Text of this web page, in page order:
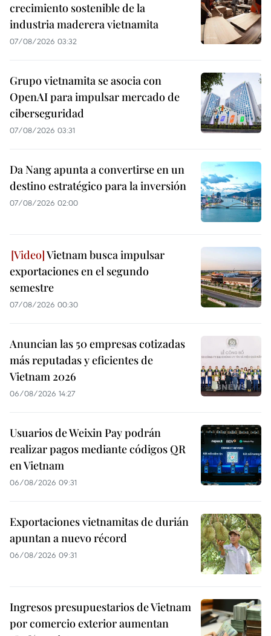
crecimiento sostenible de la
industria maderera vietnamita
07/08/2026 03:32
Grupo vietnamita se asocia con
OpenAI para impulsar mercado de
ciberseguridad
07/08/2026 03:31
Da Nang apunta a convertirse en un
destino estratégico para la inversión
07/08/2026 02:00
Vietnam busca impulsar
exportaciones en el segundo
semestre
07/08/2026 00:30
Anuncian las 50 empresas cotizadas
más reputadas y eficientes de
Vietnam 2026
06/08/2026 14:27
Usuarios de Weixin Pay podrán
realizar pagos mediante códigos QR
en Vietnam
06/08/2026 09:31
Exportaciones vietnamitas de durián
apuntan a nuevo récord
06/08/2026 09:31
Ingresos presupuestarios de Vietnam
por comercio exterior aumentan